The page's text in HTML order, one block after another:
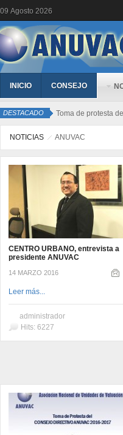
09 Agosto 2026
INICIO CONSEJO
DESTACADO Toma de protesta
NOTICIAS ANUVAC
CENTRO URBANO, entrevista a
presidente ANUVAC
14 MARZO 2016
Leer más...
administrador
Hits: 6227